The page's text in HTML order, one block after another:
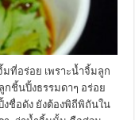
ที่อร่อย เพราะน้ำจิ้มลูก
ชิ้นปิ้งธรรมดาๆ อร่อย
ชื่อดัง ยังต้องพิถีพิถันใน